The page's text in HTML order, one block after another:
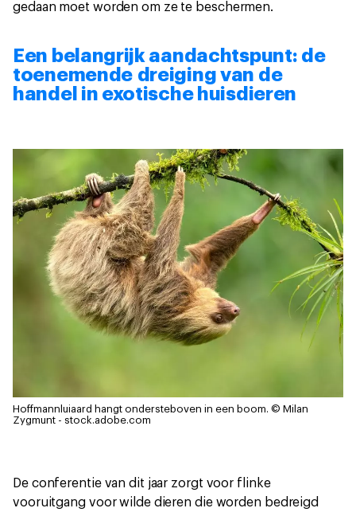
gedaan moet worden om ze te beschermen.
Een belangrijk aandachtspunt: de
toenemende dreiging van de
handel in exotische huisdieren
Hoffmannluiaard hangt ondersteboven in een boom. © Milan
Zygmunt - stock.adobe.com
De conferentie van dit jaar zorgt voor flinke
vooruitgang voor wilde dieren die worden bedreigd